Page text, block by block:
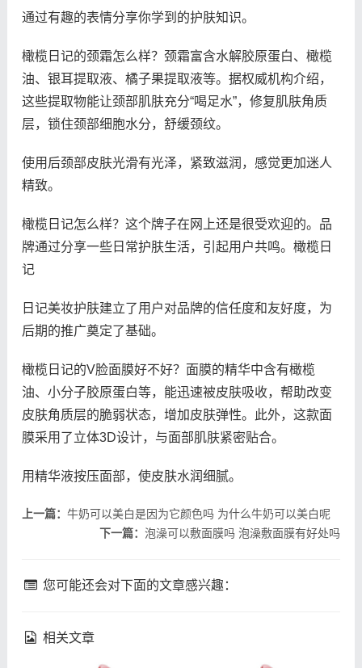
通过有趣的表情分享你学到的护肤知识。
橄榄日记的颈霜怎么样？颈霜富含水解胶原蛋白、橄榄
油、银耳提取液、橘子果提取液等。据权威机构介绍，
这些提取物能让颈部肌肤充分“喝足水”，修复肌肤角质
层，锁住颈部细胞水分，舒缓颈纹。
使用后颈部皮肤光滑有光泽，紧致滋润，感觉更加迷人
精致。
橄榄日记怎么样？这个牌子在网上还是很受欢迎的。品
牌通过分享一些日常护肤生活，引起用户共鸣。橄榄日
记
日记美妆护肤建立了用户对品牌的信任度和友好度，为
后期的推广奠定了基础。
橄榄日记的V脸面膜好不好？面膜的精华中含有橄榄
油、小分子胶原蛋白等，能迅速被皮肤吸收，帮助改变
皮肤角质层的脆弱状态，增加皮肤弹性。此外，这款面
膜采用了立体3D设计，与面部肌肤紧密贴合。
用精华液按压面部，使皮肤水润细腻。
上一篇： 牛奶可以美白是因为它颜色吗 为什么牛奶可以美白呢
下一篇：泡澡可以敷面膜吗 泡澡敷面膜有好处吗
您可能还会对下面的文章感兴趣：
相关文章